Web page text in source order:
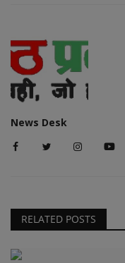
News Desk
RELATED POSTS